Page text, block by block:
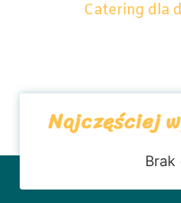
Catering dla
Najczęściej